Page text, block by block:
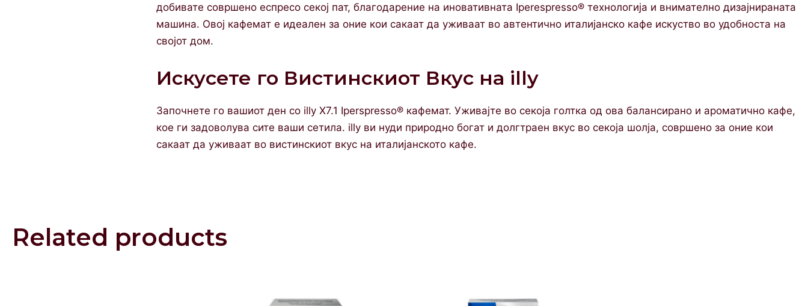
добивате совршено еспресо секој пат, благодарение на иновативната Iperespresso® технологија и внимателно дизајнираната
машина. Овој кафемат е идеален за оние кои сакаат да уживаат во автентично италијанско кафе искуство во удобноста на
својот дом.
Искусете го Вистинскиот Вкус на illy
Започнете го вашиот ден со illy X7.1 Iperspresso® кафемат. Уживајте во секоја голтка од ова балансирано и ароматично кафе,
кое ги задоволува сите ваши сетила. illy ви нуди природно богат и долгтраен вкус во секоја шолја, совршено за оние кои
сакаат да уживаат во вистинскиот вкус на италијанското кафе.
Related products